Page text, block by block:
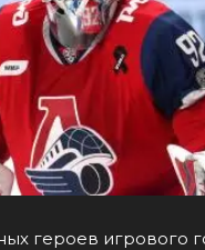
героев игрового